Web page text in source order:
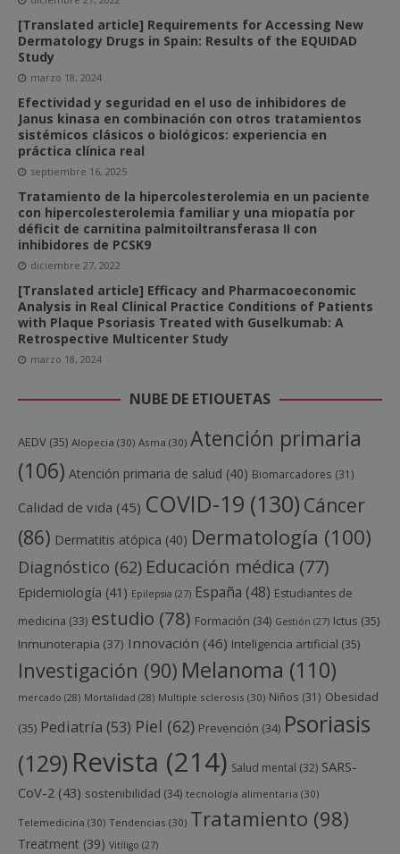
[Translated article] Requirements for Accessing New
Dermatology Drugs in Spain: Results of the EQUIDAD
Study
marzo 18, 2024
Efectividad y seguridad en el uso de inhibidores de
Janus kinasa en combinación con otros tratamientos
sistémicos clásicos o biológicos: experiencia en
práctica clínica real
septiembre 16, 2025
Tratamiento de la hipercolesterolemia en un paciente
con hipercolesterolemia familiar y una miopatía por
déficit de carnitina palmitoiltransferasa II con
inhibidores de PCSK9
diciembre 27, 2022
[Translated article] Efficacy and Pharmacoeconomic
Analysis in Real Clinical Practice Conditions of Patients
with Plaque Psoriasis Treated with Guselkumab: A
Retrospective Multicenter Study
marzo 18, 2024
NUBE DE ETIQUETAS
AEDV (35) Alopecia (30) Asma (30) Atención primaria
(106) Atención primaria de salud (40) Biomarcadores (31)
Calidad de vida (45) COVID-19 (130) Cáncer
(86) Dermatitis atópica (40) Dermatología (100)
Diagnóstico (62) Educación médica (77)
Epidemiología (41) Epilepsia (27) España (48) Estudiantes de
medicina (33) estudio (78) Formación (34) Gestión (27) Ictus (35)
Inmunoterapia (37) Innovación (46) Inteligencia artificial (35)
Investigación (90) Melanoma (110)
mercado (28) Mortalidad (28) Multiple sclerosis (30) Niños (31) Obesidad
(35) Pediatría (53) Piel (62) Prevención (34) Psoriasis
(129) Revista (214) Salud mental (32) SARS-
CoV-2 (43) sostenibilidad (34) tecnología alimentaria (30)
Telemedicina (30) Tendencias (30) Tratamiento (98)
Treatment (39) Vitíligo (27)